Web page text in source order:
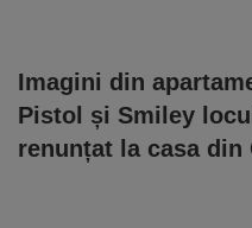
Imagini din
Pistol și Smiley
renunțat la casa din